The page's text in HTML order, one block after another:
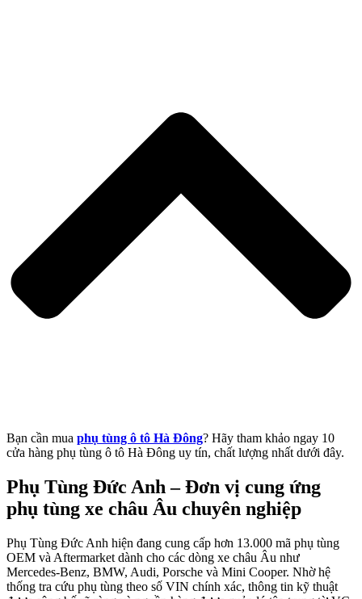
Bạn cần mua phụ tùng ô tô Hà Đông? Hãy tham khảo ngay 10
cửa hàng phụ tùng ô tô Hà Đông uy tín, chất lượng nhất dưới đây.
Phụ Tùng Đức Anh – Đơn vị cung ứng
phụ tùng xe châu Âu chuyên nghiệp
Phụ Tùng Đức Anh hiện đang cung cấp hơn 13.000 mã phụ tùng
OEM và Aftermarket dành cho các dòng xe châu Âu như
Mercedes-Benz, BMW, Audi, Porsche và Mini Cooper. Nhờ hệ
thống tra cứu phụ tùng theo số VIN chính xác, thông tin kỹ thuật